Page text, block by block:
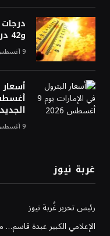
و42 درجة محسوسة بجنوب الصعيد
9 أغسطس، 2026
9 أغسطس، 2026
غربة نيوز
رئيس تحرير غُربة نيوز
الإعلامي الكبير عبدة